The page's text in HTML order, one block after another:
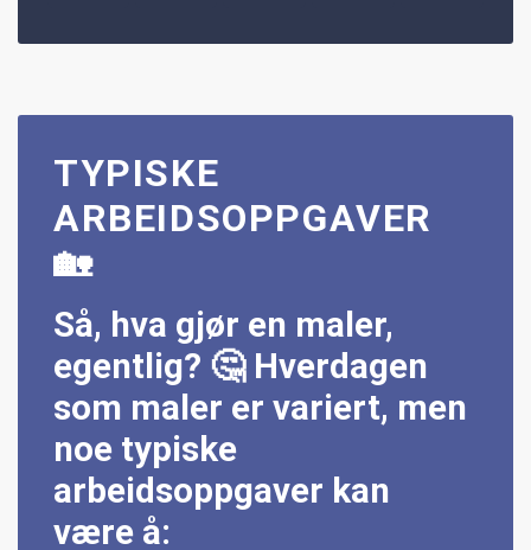
TYPISKE
ARBEIDSOPPGAVER
🏡
Så, hva gjør en maler,
egentlig? 🤔 Hverdagen
som maler er variert, men
noe typiske
arbeidsoppgaver kan
være å: